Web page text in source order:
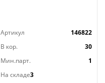
Артикул
146822
В кор.
30
Мин.парт.
1
На складе3